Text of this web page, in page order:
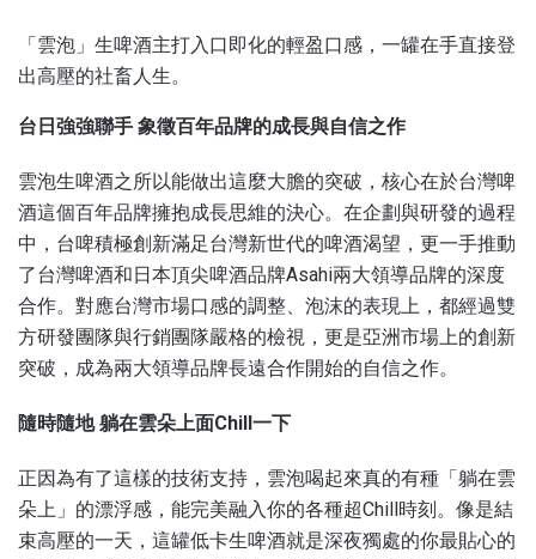
「雲泡」生啤酒主打入口即化的輕盈口感，一罐在手直接登
出高壓的社畜人生。
台日強強聯手 象徵百年品牌的成長與自信之作
雲泡生啤酒之所以能做出這麼大膽的突破，核心在於台灣啤
酒這個百年品牌擁抱成長思維的決心。在企劃與研發的過程
中，台啤積極創新滿足台灣新世代的啤酒渴望，更一手推動
了台灣啤酒和日本頂尖啤酒品牌Asahi兩大領導品牌的深度
合作。對應台灣市場口感的調整、泡沫的表現上，都經過雙
方研發團隊與行銷團隊嚴格的檢視，更是亞洲市場上的創新
突破，成為兩大領導品牌長遠合作開始的自信之作。
隨時隨地 躺在雲朵上面Chill一下
正因為有了這樣的技術支持，雲泡喝起來真的有種「躺在雲
朵上」的漂浮感，能完美融入你的各種超Chill時刻。像是結
束高壓的一天，這罐低卡生啤酒就是深夜獨處的你最貼心的